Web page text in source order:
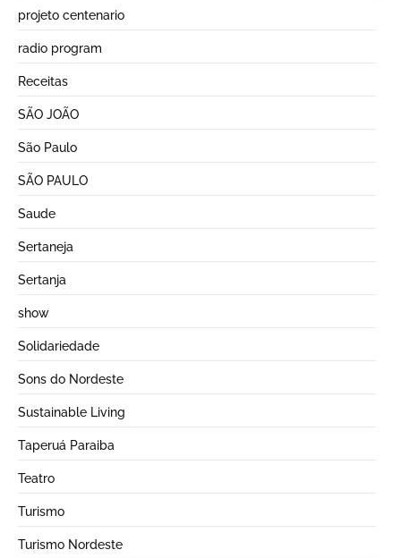
projeto centenario
radio program
Receitas
SÃO JOÃO
São Paulo
SÃO PAULO
Saude
Sertaneja
Sertanja
show
Solidariedade
Sons do Nordeste
Sustainable Living
Taperuá Paraiba
Teatro
Turismo
Turismo Nordeste